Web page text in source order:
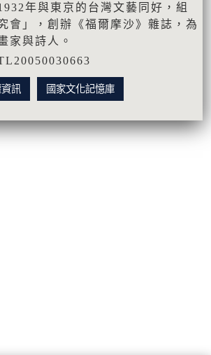
年與東京的台灣文藝同好，組
會」，創辦《福爾摩沙》雜誌，為
家與詩人。
訊 國家文化記憶庫